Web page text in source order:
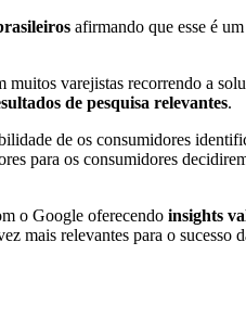
afirmando que esse é um
varejistas recorrendo a
de pesquisa relevantes.
de os consumidores
para os consumidores
o Google oferecendo insights
mais relevantes para o sucesso